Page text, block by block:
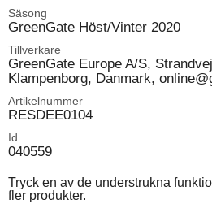
Säsong
GreenGate Höst/Vinter 2020
Tillverkare
GreenGate Europe A/S,
Klampenborg, Danmark,
Artikelnummer
RESDEE0104
Id
040559
Tryck en av de understrukna
fler produkter.